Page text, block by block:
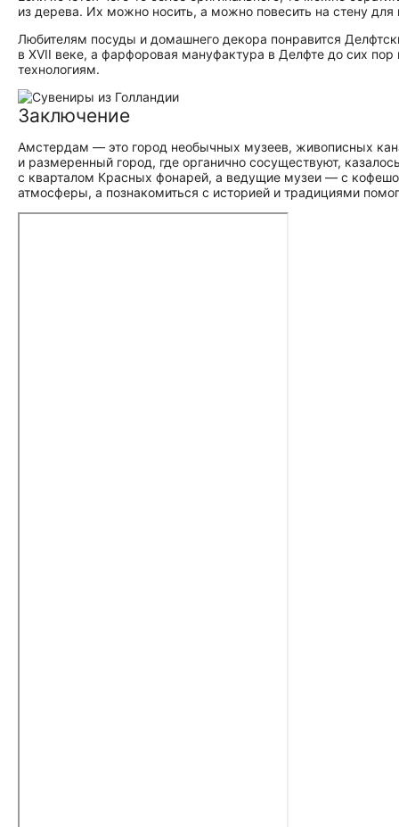
из дерева. Их можно носить, а можно повесить на стену для
Любителям посуды и домашнего декора понравится
в XVII веке, а фарфоровая мануфактура в Делфте до сих
технологиям.
Заключение
Амстердам — это город необычных музеев, живописных
и размеренный город, где органично сосуществуют,
с кварталом Красных фонарей, а ведущие музеи — с
атмосферы, а познакомиться с историей и традициями